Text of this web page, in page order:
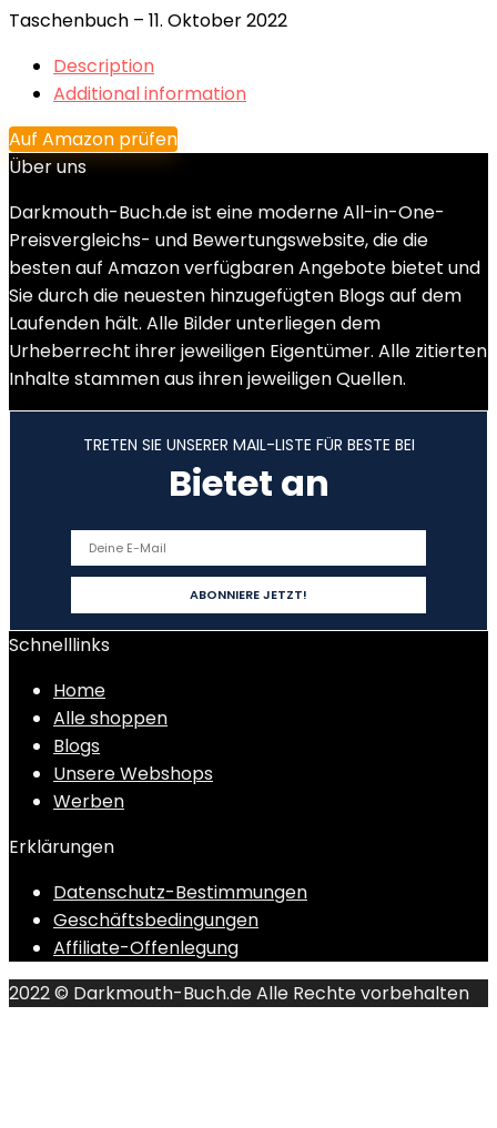
Taschenbuch – 11. Oktober 2022
Description
Additional information
Auf Amazon prüfen
Über uns
Darkmouth-Buch.de ist eine moderne All-in-One-
Preisvergleichs- und Bewertungswebsite, die die
besten auf Amazon verfügbaren Angebote bietet und
Sie durch die neuesten hinzugefügten Blogs auf dem
Laufenden hält. Alle Bilder unterliegen dem
Urheberrecht ihrer jeweiligen Eigentümer. Alle zitierten
Inhalte stammen aus ihren jeweiligen Quellen.
TRETEN SIE UNSERER MAIL-LISTE FÜR BESTE BEI
Bietet an
Schnelllinks
Home
Alle shoppen
Blogs
Unsere Webshops
Werben
Erklärungen
Datenschutz-Bestimmungen
Geschäftsbedingungen
Affiliate-Offenlegung
2022 © Darkmouth-Buch.de Alle Rechte vorbehalten